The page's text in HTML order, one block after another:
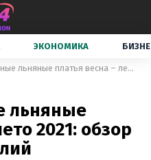
ЭКОНОМИКА
Самые стильные льняные платья весна – лето 2021: обзор трендовых изделий
льняные
2021: обзор